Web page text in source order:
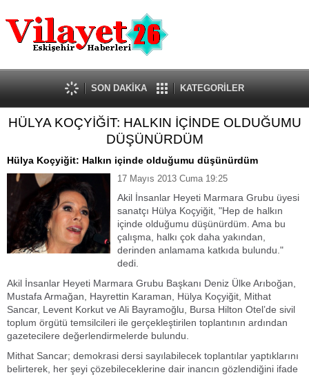
Güncel
Ekonomi
Politika
Eğitim
Spor
Kültür-Sanat
Röportaj
Tanıtım Yazısı
SON DAKİKA KATEGORİLER
HÜLYA KOÇYİĞİT: HALKIN İÇİNDE OLDUĞUMU
DÜŞÜNÜRDÜM
Hülya Koçyiğit: Halkın içinde olduğumu düşünürdüm
17 Mayıs 2013 Cuma 19:25
Akil İnsanlar Heyeti Marmara Grubu üyesi
sanatçı Hülya Koçyiğit, "Hep de halkın
içinde olduğumu düşünürdüm. Ama bu
çalışma, halkı çok daha yakından,
derinden anlamama katkıda bulundu."
dedi.
Akil İnsanlar Heyeti Marmara Grubu Başkanı Deniz Ülke Arıboğan,
Mustafa Armağan, Hayrettin Karaman, Hülya Koçyiğit, Mithat
Sancar, Levent Korkut ve Ali Bayramoğlu, Bursa Hilton Otel’de sivil
toplum örgütü temsilcileri ile gerçekleştirilen toplantının ardından
gazetecilere değerlendirmelerde bulundu.
Mithat Sancar; demokrasi dersi sayılabilecek toplantılar yaptıklarını
belirterek, her şeyi çözebileceklerine dair inancın gözlendiğini ifade